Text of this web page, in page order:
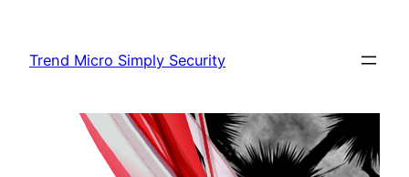
content
Trend Micro Simply Security